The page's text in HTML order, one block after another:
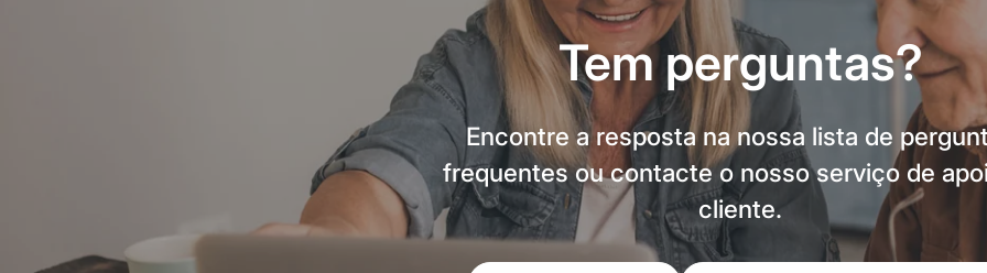
Tem perguntas?
Encontre a resposta na nossa lista de
frequentes ou contacte o nosso serviço de
cliente.